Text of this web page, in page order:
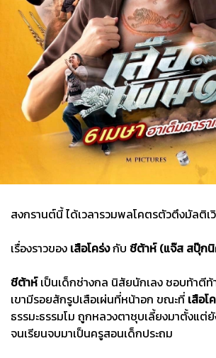
สงกรานต์นี้ ได้เวลารวมพลโคตรตัวตึงมัลติเ
เรื่องราวของ เสือโคร่งกับ ชีต้าห์ (แจ๊ส สปุ๊ก
ชีต้าห์เป็นเด็กช่างกล นิสัยนักเลง ชอบท้าตีท้
เขามีรอยสักรูปเสือเผ่นที่หน้าอก ขณะที่ เสือโ
ธรรมะธรรมโม ถูกหลวงตาชุบเลี้ยงมาตั้งแต่
จนเรียนจบมาเป็นครูสอนเด็กประถม